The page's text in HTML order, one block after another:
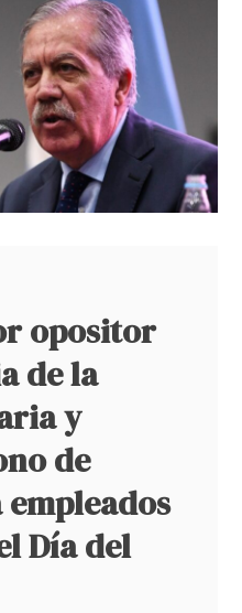
opositor
de la
y
de
empleados
Día del